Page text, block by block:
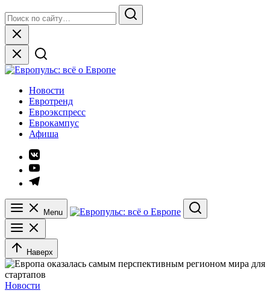
to
content
for:
Search
Close
Европульс: всё о Европе
Новости
Евротренд
Евроэкспресс
Еврокампус
Афиша
Элемент
меню
Элемент
меню
Элемент
Menu
Search
Наверх
Новости